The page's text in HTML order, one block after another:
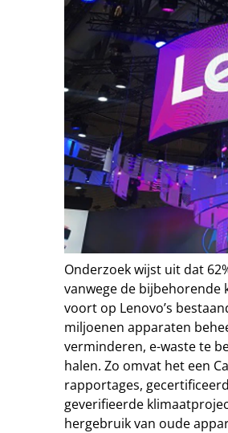
Onderzoek wijst uit dat
vanwege de bijbehorende
voort op Lenovo’s
miljoenen apparaten
verminderen, e-waste te
halen. Zo omvat het een
rapportages,
geverifieerde
hergebruik van oude